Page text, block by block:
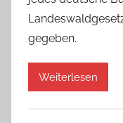
gegeben.
Weiterlesen